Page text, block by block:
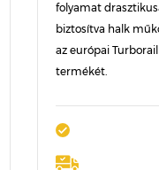
folyamat
biztosítva halk
az európai
termékét.